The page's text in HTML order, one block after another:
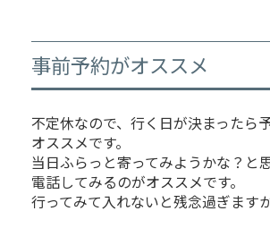
事前予約がオススメ
不定休なので、行く日が決まったら
オススメです。
当日ふらっと寄ってみようかな？と
電話してみるのがオススメです。
行ってみて入れないと残念過ぎます